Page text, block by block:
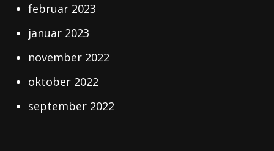
februar 2023
januar 2023
november 2022
oktober 2022
september 2022